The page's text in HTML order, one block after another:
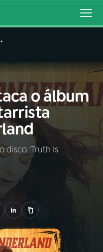
o álbum
disco "Truth Is"